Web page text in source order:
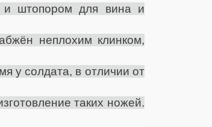
и штопором для вина и
неплохим клинком,
у солдата, в отличии от
таких ножей.